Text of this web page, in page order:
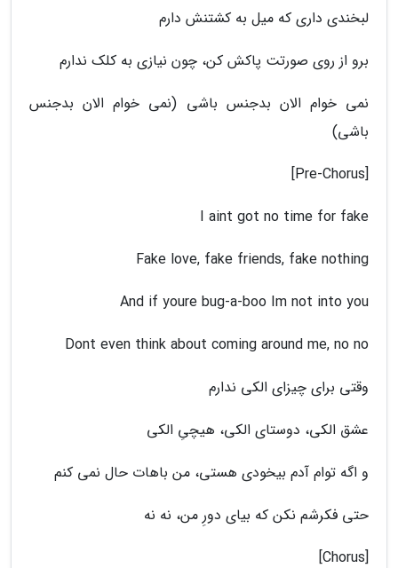
لبخندی داری که میل به کشتنش دارم
برو از روی صورتت پاکش کن، چون نیازی به کلک ندارم
نمی خوام الان بدجنس باشی (نمی خوام الان بدجنس
باشی)
[Pre-Chorus]
I aint got no time for fake
Fake love, fake friends, fake nothing
And if youre bug-a-boo Im not into you
Dont even think about coming around me, no no
وقتی برای چیزای الکی ندارم
عشق الکی، دوستای الکی، هیچیِ الکی
و اگه توام آدم بیخودی هستی، من باهات حال نمی کنم
حتی فکرشم نکن که بیای دورِ من، نه نه
[Chorus]